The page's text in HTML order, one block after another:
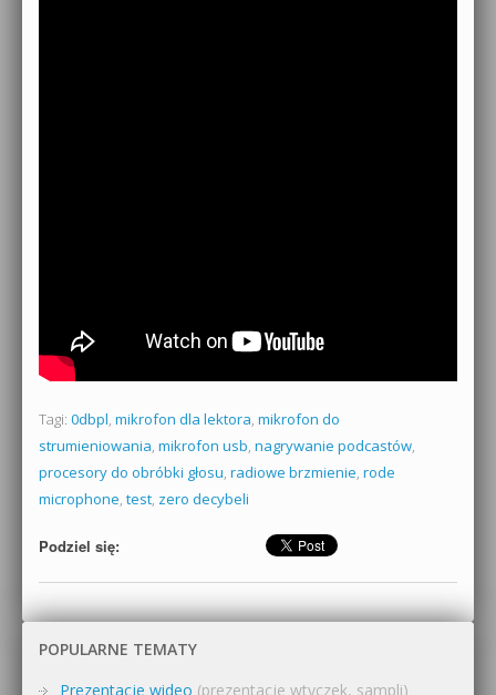
Tagi: 0dbpl, mikrofon dla lektora, mikrofon do
strumieniowania, mikrofon usb, nagrywanie podcastów,
procesory do obróbki głosu, radiowe brzmienie, rode
microphone, test, zero decybeli
Podziel się:
POPULARNE TEMATY
Prezentacje wideo (prezentacje wtyczek, sampli)